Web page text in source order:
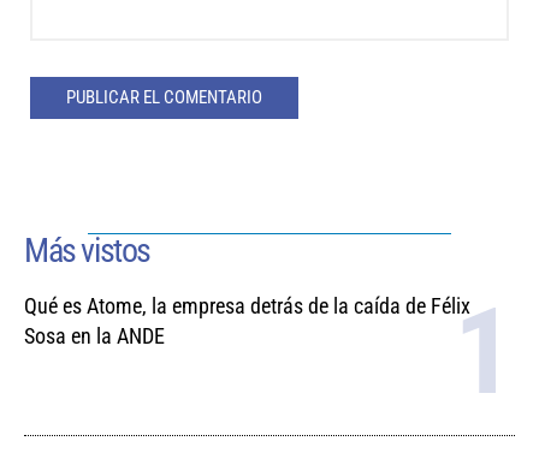
Más vistos
Qué es Atome, la empresa detrás de la caída de Félix
Sosa en la ANDE